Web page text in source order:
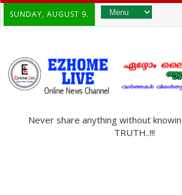
SUNDAY, AUGUST 9.
Never share anything without
TRUTH..!!!